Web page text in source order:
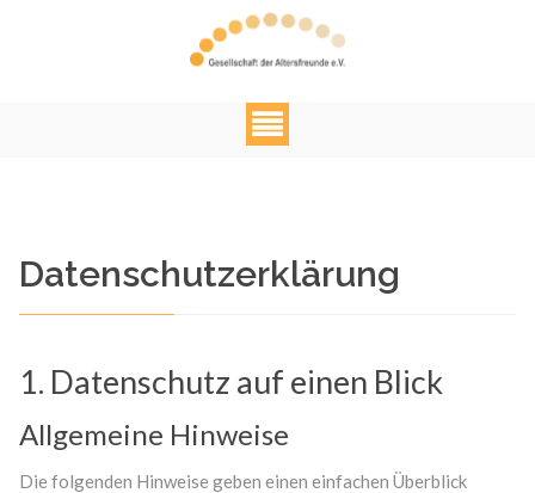
Datenschutzerklärung
1. Datenschutz auf einen Blick
Allgemeine Hinweise
Die folgenden Hinweise geben einen einfachen Überblick
Web Projects
Lorem ipsum dolor sit amet, consectetuer adipiscing